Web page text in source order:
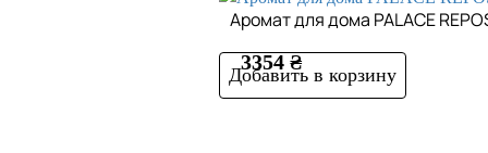
Аромат для дома PALACE
3354 ₴
Добавить в корзину